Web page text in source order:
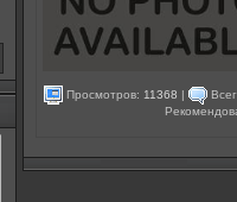
Просмотров: 11368 |